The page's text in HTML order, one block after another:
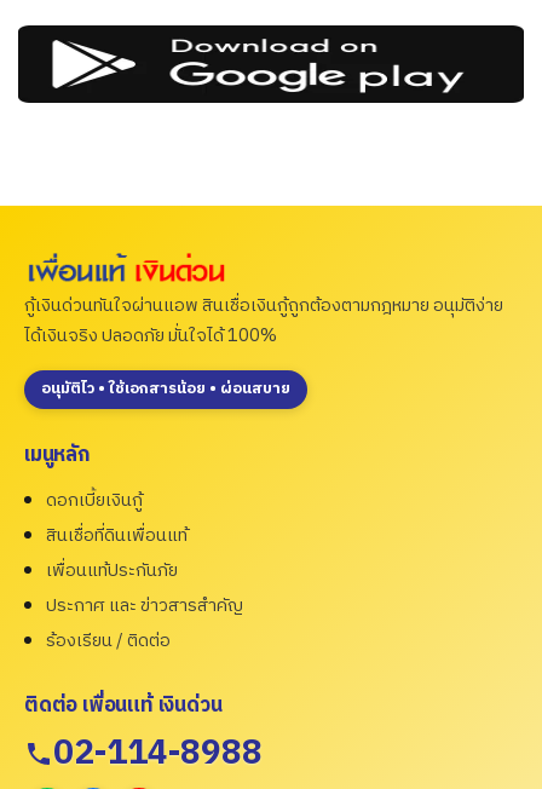
กู้เงินด่วนทันใจผ่านแอพ สินเชื่อเงินกู้ถูกต้องตามกฎหมาย อนุมัติง่าย
ได้เงินจริง ปลอดภัย มั่นใจได้ 100%
อนุมัติไว • ใช้เอกสารน้อย • ผ่อนสบาย
เมนูหลัก
ดอกเบี้ยเงินกู้
สินเชื่อที่ดินเพื่อนแท้
เพื่อนแท้ประกันภัย
ประกาศ และ ข่าวสารสำคัญ
ร้องเรียน / ติดต่อ
ติดต่อ เพื่อนแท้ เงินด่วน
02-114-8988